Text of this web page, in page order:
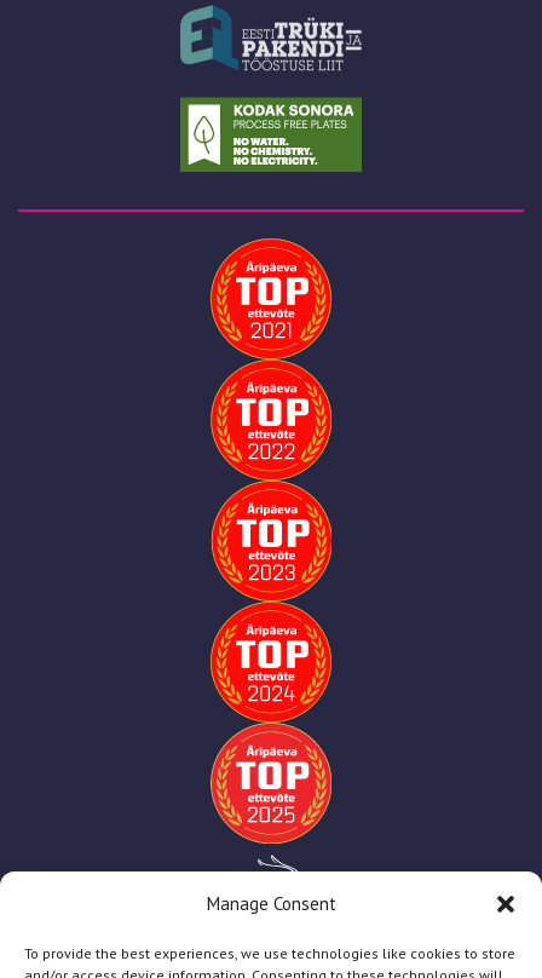
Manage Consent
To provide the best experiences, we use technologies like cookies to store